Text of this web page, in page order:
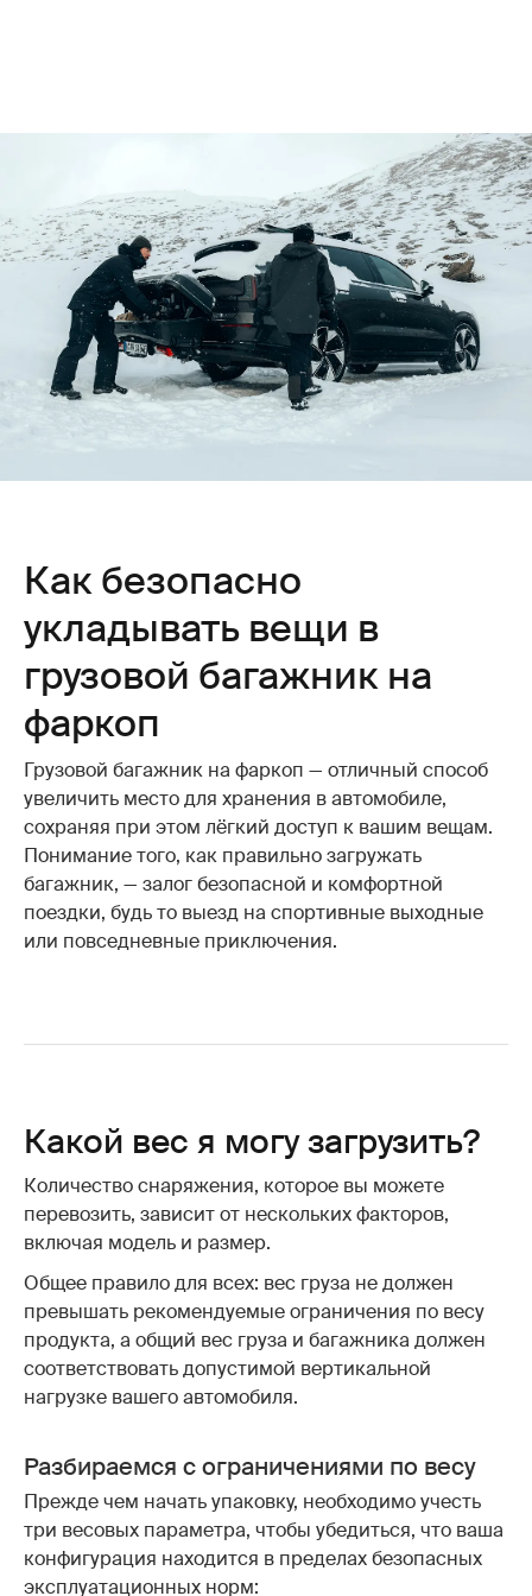
Как безопасно
укладывать вещи в
грузовой багажник на
фаркоп
Грузовой багажник на фаркоп — отличный способ
увеличить место для хранения в автомобиле,
сохраняя при этом лёгкий доступ к вашим вещам.
Понимание того, как правильно загружать
багажник, — залог безопасной и комфортной
поездки, будь то выезд на спортивные выходные
или повседневные приключения.
Какой вес я могу загрузить?
Количество снаряжения, которое вы можете
перевозить, зависит от нескольких факторов,
включая модель и размер.
Общее правило для всех: вес груза не должен
превышать рекомендуемые ограничения по весу
продукта, а общий вес груза и багажника должен
соответствовать допустимой вертикальной
нагрузке вашего автомобиля.
Разбираемся с ограничениями по весу
Прежде чем начать упаковку, необходимо учесть
три весовых параметра, чтобы убедиться, что ваша
конфигурация находится в пределах безопасных
эксплуатационных норм: